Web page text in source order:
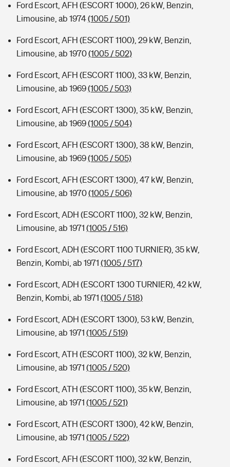
Ford Escort, AFH (ESCORT 1000), 26 kW, Benzin,
Limousine, ab 1974(1005 / 501)
Ford Escort, AFH (ESCORT 1100), 29 kW, Benzin,
Limousine, ab 1970(1005 / 502)
Ford Escort, AFH (ESCORT 1100), 33 kW, Benzin,
Limousine, ab 1969(1005 / 503)
Ford Escort, AFH (ESCORT 1300), 35 kW, Benzin,
Limousine, ab 1969(1005 / 504)
Ford Escort, AFH (ESCORT 1300), 38 kW, Benzin,
Limousine, ab 1969(1005 / 505)
Ford Escort, AFH (ESCORT 1300), 47 kW, Benzin,
Limousine, ab 1970(1005 / 506)
Ford Escort, ADH (ESCORT 1100), 32 kW, Benzin,
Limousine, ab 1971 (1005 / 516)
Ford Escort, ADH (ESCORT 1100 TURNIER), 35 kW,
Benzin, Kombi, ab 1971 (1005 / 517)
Ford Escort, ADH (ESCORT 1300 TURNIER), 42 kW,
Benzin, Kombi, ab 1971 (1005 / 518)
Ford Escort, ADH (ESCORT 1300), 53 kW, Benzin,
Limousine, ab 1971 (1005 / 519)
Ford Escort, ATH (ESCORT 1100), 32 kW, Benzin,
Limousine, ab 1971 (1005 / 520)
Ford Escort, ATH (ESCORT 1100), 35 kW, Benzin,
Limousine, ab 1971 (1005 / 521)
Ford Escort, ATH (ESCORT 1300), 42 kW, Benzin,
Limousine, ab 1971 (1005 / 522)
Ford Escort, AFH (ESCORT 1100), 32 kW, Benzin,